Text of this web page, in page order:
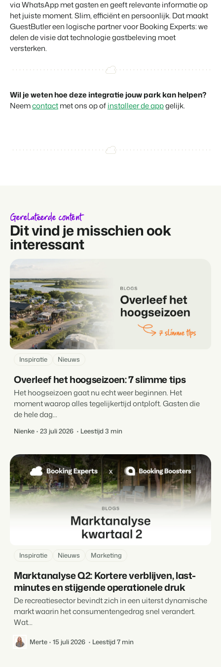
via WhatsApp met gasten en geeft relevante informatie op
het juiste moment. Slim, efficiënt en persoonlijk. Dat maakt
GuestButler een logische partner voor Booking Experts: we
delen de visie dat technologie gastbeleving moet
versterken.
Wil je weten hoe deze integratie jouw park kan helpen?
Neemcontactmet ons op ofinstalleer de appgelijk.
Gerelateerde content
Dit vind je misschien ook
interessant
Inspiratie Nieuws
Overleef het hoogseizoen: 7 slimme tips
Het hoogseizoen gaat nu echt weer beginnen. Het
moment waarop alles tegelijkertijd ontploft. Gasten die
de hele dag...
Nienke 23 juli 2026 Leestijd 3 min
Inspiratie Nieuws Marketing
Marktanalyse Q2: Kortere verblijven, last-
minutes en stijgende operationele druk
De recreatiesector bevindt zich in een uiterst dynamische
markt waarin het consumentengedrag snel verandert.
Wat...
Merte 15 juli 2026 Leestijd 7 min